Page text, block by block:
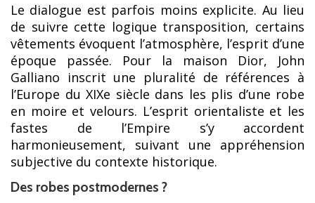
Le dialogue est parfois moins explicite. Au lieu
de suivre cette logique transposition, certains
vêtements évoquent l’atmosphère, l’esprit d’une
époque passée. Pour la maison Dior, John
Galliano inscrit une pluralité de références à
l’Europe du XIXe siècle dans les plis d’une robe
en moire et velours. L’esprit orientaliste et les
fastes de l’Empire s’y accordent
harmonieusement, suivant une appréhension
subjective du contexte historique.
Des robes postmodernes ?